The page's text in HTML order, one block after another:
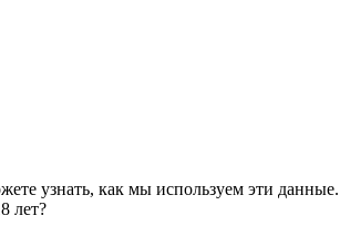
узнать, как мы используем эти данные.
лет?